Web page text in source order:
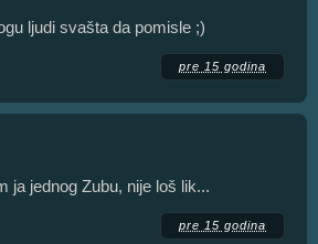
ljudi svašta da pomisle ;)
pre 15 godina
ja jednog Zubu, nije loš lik...
pre 15 godina